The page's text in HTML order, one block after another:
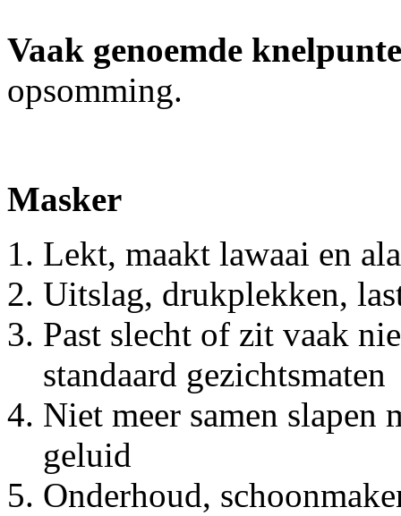
Vaak genoemde
opsomming.
Masker
Lekt, maakt lawaai en
Uitslag, drukplekken,
Past slecht of zit vaak
standaard gezichtsmaten
Niet meer samen slapen
geluid
Onderhoud,